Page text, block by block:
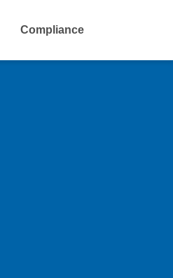
Compliance